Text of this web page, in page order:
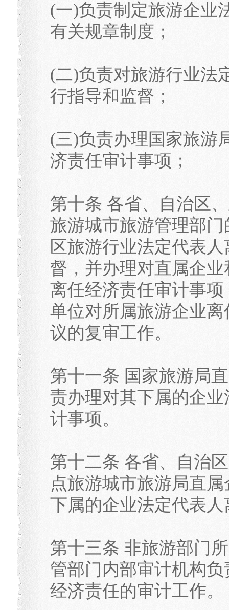
(一)负责制定旅游企业
有关规章制度；
(二)负责对旅游行业法
行指导和监督；
(三)负责办理国家旅游
济责任审计事项；
第十条 各省、自治区
旅游城市旅游管理部
区旅游行业法定代表
督，并办理对直属企
离任经济责任审计事
单位对所属旅游企业
议的复审工作。
第十一条 国家旅游局
责办理对其下属的企
计事项。
第十二条 各省、自治
点旅游城市旅游局直
下属的企业法定代表
第十三条 非旅游部门
管部门内部审计机构
经济责任的审计工作。